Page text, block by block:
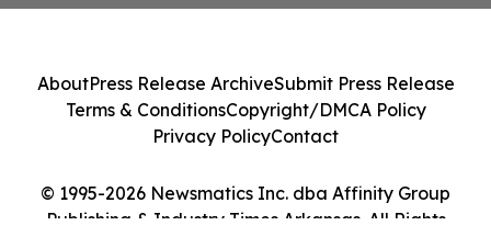
© 1995-2026 Newsmatics Inc. dba Affinity Group
Publishing & Industry Times Arkansas. All Rights
AboutPress Release ArchiveSubmit Press Release
Terms & ConditionsCopyright/DMCA Policy
Privacy PolicyContact